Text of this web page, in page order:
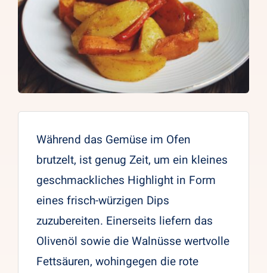
Während das Gemüse im Ofen
brutzelt, ist genug Zeit, um ein kleines
geschmackliches Highlight in Form
eines frisch-würzigen Dips
zuzubereiten. Einerseits liefern das
Olivenöl sowie die Walnüsse wertvolle
Fettsäuren, wohingegen die rote